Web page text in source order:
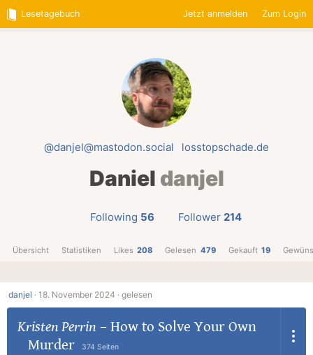
Lesetagebuch Jetzt anmelden Zum Login
@danjel@mastodon.social losstopschade.de
Daniel danjel
Following 56 Follower 214
Übersicht Statistiken Likes 208 Gelesen 479 Gekauft 19
danjel · 18. November 2024 · gelesen
Kristen Perrin – How to Solve Your Own
Murder
374 Seiten